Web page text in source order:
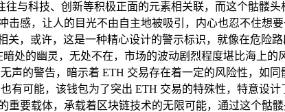
与科技、创新等积极正面的元素相关联，而这个骷髅
感，让人的目光不由自主地被吸引，内心也忍不住想要
，或许，这是一种精心设计的警示标识，就像在危险
处的幽灵，无处不在，市场的波动剧烈程度堪比海上的
的警告，暗示着 ETH 交易存在着一定的风险性，如
可能，该钱包为了突出 ETH 交易的特殊性，特意设
要载体，承载着区块链技术的无限可能，通过这个骷